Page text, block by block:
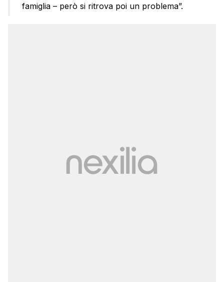
famiglia – però si ritrova poi un problema”.